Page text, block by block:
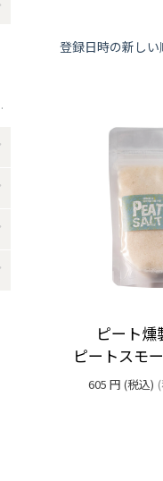
登録日時の新しい
ピート燻
ピートスモ
605 円 (税込)